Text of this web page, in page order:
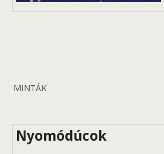
MINTÁK
Nyomódúcok